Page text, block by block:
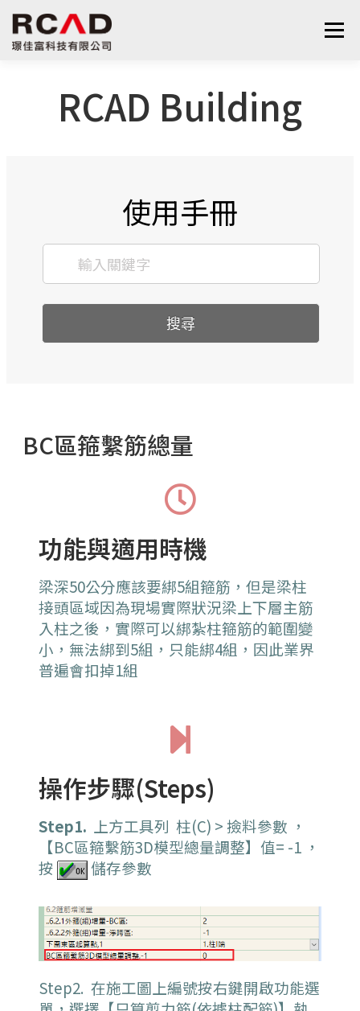
選單
算量服務
RCAD Building
使用手冊
搜尋
BC區箍繫筋總量
功能與適用時機
梁深50公分應該要綁5組箍筋，但是梁柱
接頭區域因為現場實際狀況梁上下層主筋
入柱之後，實際可以綁紮柱箍筋的範圍變
小，無法綁到5組，只能綁4組，因此業界
普遍會扣掉1組
操作步驟(Steps)
Step1. 上方工具列 柱(C) > 撿料參數 ，
【BC區箍繫筋3D模型總量調整】值= -1 ，
按
儲存參數
Step2. 在施工圖上編號按右鍵開啟功能選